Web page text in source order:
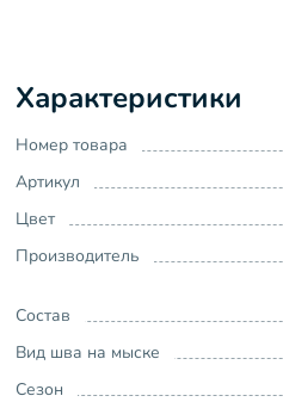
Характеристики
Номер товара
Артикул
Цвет
Производитель
Состав
Вид шва на мыске
Сезон